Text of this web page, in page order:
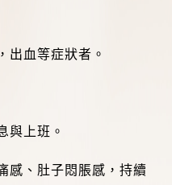
血等症狀者。
與上班。
感、肚子悶脹感，持續